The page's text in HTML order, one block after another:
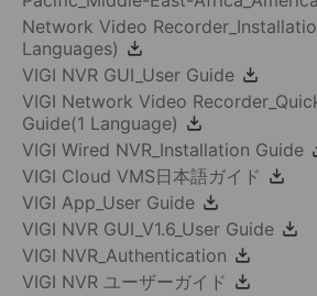
Network Video
Languages)
VIGI NVR GUI_User Guide
VIGI Network Video
Guide(1 Language)
VIGI Wired NVR_Installation Guide
VIGI Cloud VMS日本語ガイド
VIGI App_User Guide
VIGI NVR GUI_V1.6_User Guide
VIGI NVR_Authentication
VIGI NVR ユーザーガイド